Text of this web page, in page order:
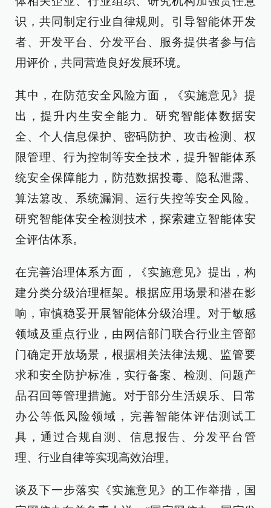
识，共同制定行业自律规则。引导智能体开发
者、开发平台、分发平台、服务提供者参与信
用评价，共同营造良好发展环境。
其中，在防范安全风险方面，《实施意见》提
出，提升内生安全能力。研究智能体数据安
全、个人信息保护、密码防护、攻击检测、权
限管理、行为控制等安全技术，提升智能体系
统安全保障能力，防范数据投毒、隐私泄露、
算法篡改、系统漏洞、运行失控等安全风险。
研究智能体安全检测技术，探索建立智能体安
全评估体系。
在完善治理体系方面，《实施意见》提出，构
建分类分级治理框架。根据应用场景和潜在影
响，审慎稳妥开展智能体分级治理。对于敏感
领域及重点行业，由网信部门联合行业主管部
门确定开放场景，根据相关法律法规、监管要
求和安全防护标准，实行备案、检测、问题产
品召回等管理措施。对于部分生活娱乐、日常
办公等低风险领域，完善智能体评估测试工
具，通过合规自测、信息报告、分发平台管
理、行业自律等实现高效治理。
谈及下一步落实《实施意见》的工作举措，国